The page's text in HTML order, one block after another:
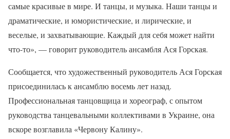
самые красивые в мире. И танцы, и музыка. Наши танцы и
драматические, и юмористические, и лирические, и
веселые, и захватывающие. Каждый для себя может найти
что-то», — говорит руководитель ансамбля Ася Горская.
Сообщается, что художественный руководитель Ася Горская
присоединилась к ансамблю восемь лет назад.
Профессиональная танцовщица и хореограф, с опытом
руководства танцевальными коллективами в Украине, она
вскоре возглавила «Червону Калину».